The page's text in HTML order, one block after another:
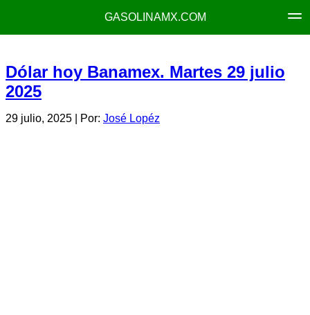
GASOLINAMX.COM
Dólar hoy Banamex. Martes 29 julio
2025
29 julio, 2025 | Por: José Lopéz